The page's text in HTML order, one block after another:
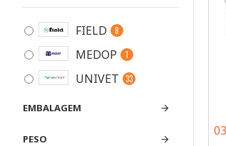
FIELD 8
MEDOP 1
UNIVET 33
EMBALAGEM
PESO